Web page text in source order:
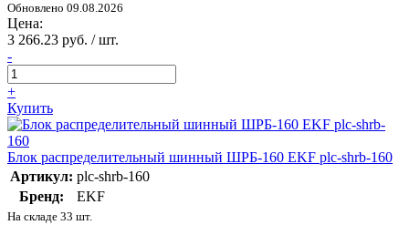
Обновлено 09.08.2026
Цена:
3 266.23 руб. / шт.
-
+
Купить
Блок распределительный шинный ШРБ-160 EKF plc-shrb-160
Артикул: plc-shrb-160
Бренд:
EKF
На складе 33 шт.